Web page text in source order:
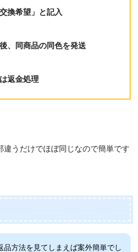
換希望」と記入
、同商品の同色を発送
返金処理
違うだけでほぼ同じなので簡単です
品方法を見てしまえば案外簡単でし